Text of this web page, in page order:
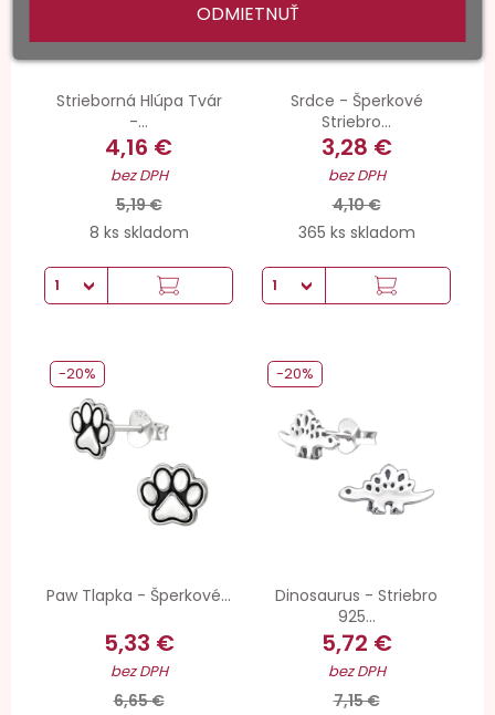
Strieborná Hlúpa Tvár
-...
4,16 €
bez DPH
5,19 €
8 ks skladom
Srdce - Šperkové
Striebro...
3,28 €
bez DPH
4,10 €
365 ks skladom
Paw Tlapka - Šperkové...
5,33 €
bez DPH
6,65 €
-20%
Dinosaurus - Striebro
925...
5,72 €
bez DPH
7,15 €
-20%
ODMIETNUŤ